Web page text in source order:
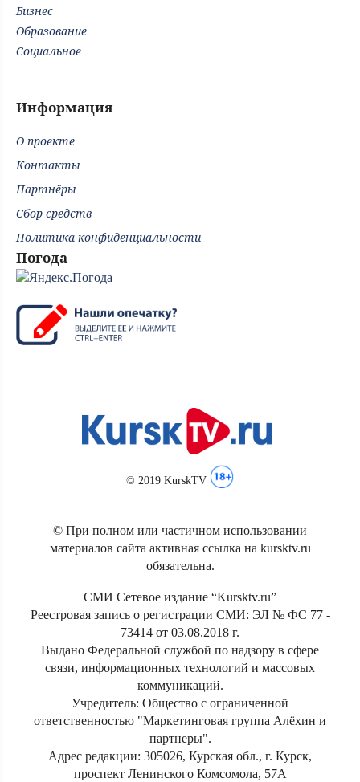
Бизнес
Образование
Социальное
Информация
О проекте
Контакты
Партнёры
Сбор средств
Политика конфиденциальности
Погода
© 2019 KurskTV
© При полном или частичном использовании
материалов сайта активная ссылка на kursktv.ru
обязательна.
СМИ Сетевое издание “Kursktv.ru”
Реестровая запись о регистрации СМИ: ЭЛ № ФС 77 -
73414 от 03.08.2018 г.
Выдано Федеральной службой по надзору в сфере
связи, информационных технологий и массовых
коммуникаций.
Учредитель: Общество с ограниченной
ответственностью "Маркетинговая группа Алёхин и
партнеры".
Адрес редакции: 305026, Курская обл., г. Курск,
проспект Ленинского Комсомола, 57А